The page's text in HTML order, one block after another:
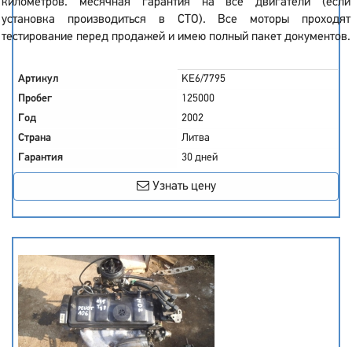
установка производиться в СТО). Все моторы проходят
тестирование перед продажей и имею полный пакет документов.
Артикул
KE6/7795
Пробег
125000
Год
2002
Страна
Литва
Гарантия
30 дней
Узнать цену